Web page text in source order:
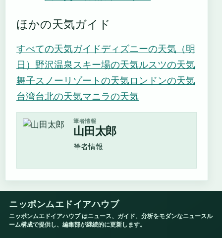
ほかの天気ガイド
すべての天気ガイドディズニーの天気（明
日） 野沢温泉スキー場の天気ルスツの天気
舞子スノーリゾートの天気ロンドンの天気
台湾台北の天気マニラの天気
筆者情報
山田太郎
筆者情報
ニッポンムエドイアハウブ
ニッポンムエドイアハウブ はニュース、ガイド、分析をモダンなニュースル
ーム構成で提供し、編集部が継続的に更新します。